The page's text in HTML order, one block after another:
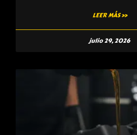
LEER MÁS »
julio 29, 2026